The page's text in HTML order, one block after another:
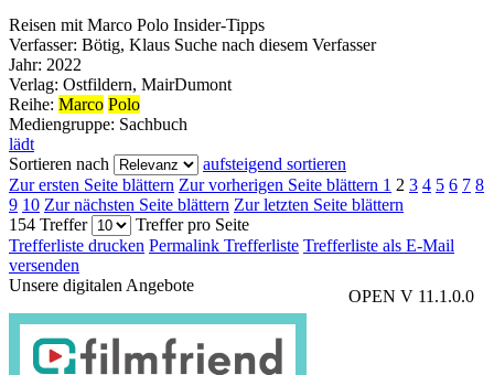
Reisen mit Marco Polo Insider-Tipps
Verfasser: Bötig, Klaus Suche nach diesem Verfasser
Jahr: 2022
Verlag: Ostfildern, MairDumont
Reihe: Marco Polo
Mediengruppe: Sachbuch
lädt
Sortieren nach
aufsteigend sortieren
Zur ersten Seite blättern Zur vorherigen Seite blättern 1 2 3 4 5 6 7 8
9 10 Zur nächsten Seite blättern Zur letzten Seite blättern
154 Treffer
Treffer pro Seite
Trefferliste drucken Permalink Trefferliste Trefferliste als E-Mail
versenden
OPEN V 11.1.0.0
Unsere digitalen Angebote